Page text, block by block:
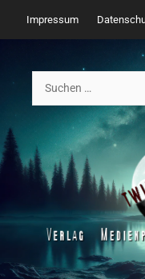
Inhalt
springen
Impressum
nach: